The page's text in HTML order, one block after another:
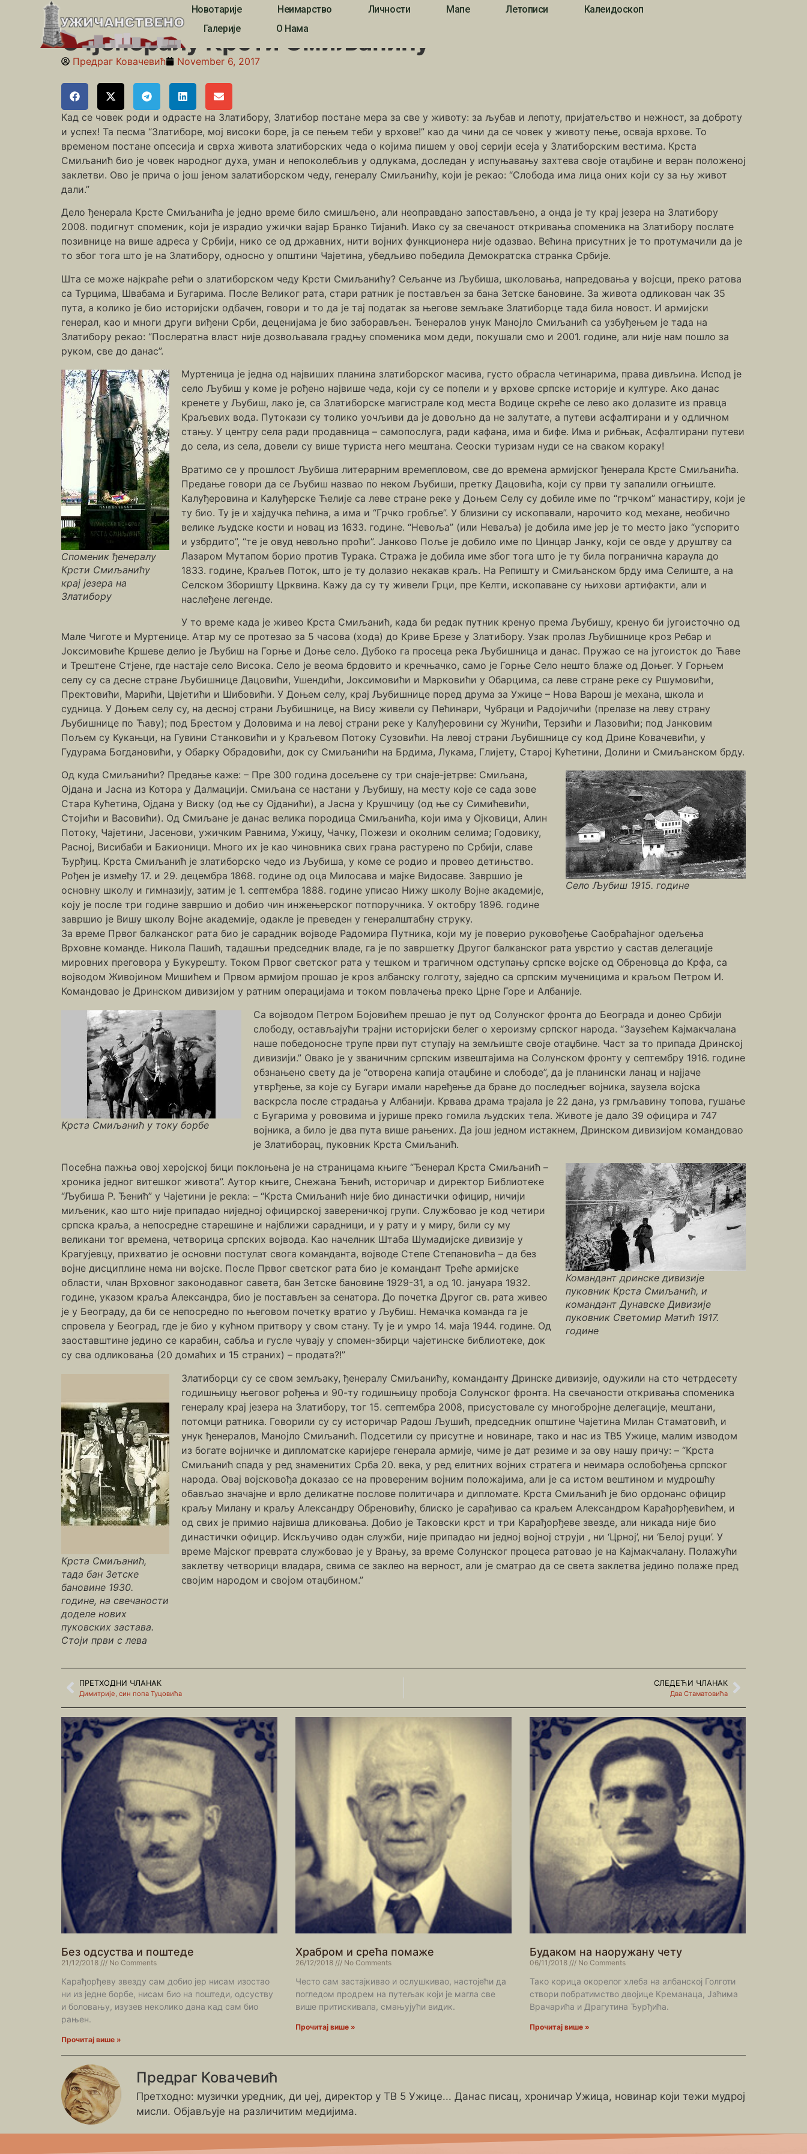
Новотарије Неимарство Личности Мапе Летописи
Калеидоскоп
Галерије
О Нама
Балкански ратови и Први светски рат О ђенералу Крсти Смиљанићу
О ђенералу Крсти Смиљанићу
Предраг Ковачевић November 6, 2017
Кад се човек роди и одрасте на Златибору, Златибор постане мера за све у животу: за љубав и лепоту, пријатељство и нежност, за доброту
и успех! Та песма “Златиборе, мој високи боре, ја се пењем теби у врхове!” као да чини да се човек у животу пење, осваја врхове. То
временом постане опсесија и сврха живота златиборских чеда о којима пишем у овој серији есеја у Златиборским вестима. Крста
Смиљанић био је човек народног духа, уман и непоколебљив у одлукама, доследан у испуњавању захтева своје отаџбине и веран положеној
заклетви. Ово је прича о још јеном залатиборском чеду, генералу Смиљанићу, који је рекао: “Слобода има лица оних који су за њу живот
дали.”
Дело ђенерала Крсте Смиљанића је једно време било смишљено, али неоправдано запостављено, а онда је ту крај језера на Златибору
2008. подигнут споменик, који је израдио ужички вајар Бранко Тијанић. Иако су за свечаност откривања споменика на Златибору послате
позивнице на више адреса у Србији, нико се од државних, нити војних функционера није одазвао. Већина присутних је то протумачили да је
то због тога што је на Златибору, односно у општини Чајетина, убедљиво победила Демократска странка Србије.
Шта се може најкраће рећи о златиборском чеду Крсти Смиљанићу? Сељанче из Љубиша, школовања, напредовања у војсци, преко ратова
са Турцима, Швабама и Бугарима. После Великог рата, стари ратник је постављен за бана Зетске бановине. За живота одликован чак 35
пута, а колико је био историјски одбачен, говори и то да је тај податак за његове земљаке Златиборце тада била новост. И армијски
генерал, као и многи други виђени Срби, деценијама је био заборављен. Ђенералов унук Манојло Смиљанић са узбуђењем је тада на
Златибору рекао: “Послератна власт није дозвољавала градњу споменика мом деди, покушали смо и 2001. године, али није нам пошло за
руком, све до данас”.
Споменик ђенералу
Крсти Смиљанићу
крај језера на
Златибору
Муртеница је једна од највиших планина златиборског масива, густо обрасла четинарима, права дивљина. Испод је
село Љубиш у коме је рођено највише чеда, који су се попели и у врхове српске историје и културе. Ако данас
кренете у Љубиш, лако је, са Златиборске магистрале код места Водице скреће се лево ако долазите из правца
Краљевих вода. Путокази су толико уочљиви да је довољно да не залутате, а путеви асфалтирани и у одличном
стању. У центру села ради продавница – самопослуга, ради кафана, има и бифе. Има и рибњак, Асфалтирани путеви
до села, из села, довели су више туриста него мештана. Сеоски туризам нуди се на сваком кораку!
Вратимо се у прошлост Љубиша литерарним времепловом, све до времена армијског ђенерала Крсте Смиљанића.
Предање говори да се Љубиш назвао по неком Љубиши, претку Дацовића, који су први ту запалили огњиште.
Калуђеровина и Калуђерске Ћелије са леве стране реке у Доњем Селу су добиле име по “грчком” манастиру, који је
ту био. Ту је и хајдучка пећина, а има и “Грчко гробље”. У близини су ископавали, нарочито код механе, необично
велике људске кости и новац из 1633. године. “Невоља” (или Неваља) је добила име јер је то место јако “успорито
и узбрдито”, “те је овуд невољно проћи”. Јанково Поље је добило име по Цинцар Јанку, који се овде у друштву са
Лазаром Мутапом борио против Турака. Стража је добила име због тога што је ту била погранична караула до
1833. године, Краљев Поток, што је ту долазио некакав краљ. На Репишту и Смиљанском брду има Селиште, а на
Селском Зборишту Црквина. Кажу да су ту живели Грци, пре Келти, ископаване су њихови артифакти, али и
наслеђене легенде.
У то време када је живео Крста Смиљанић, када би редак путник кренуо према Љубишу, кренуо би југоисточно од
Мале Чиготе и Муртенице. Атар му се протезао за 5 часова (хода) до Криве Брезе у Златибору. Узак пролаз Љубишнице кроз Ребар и
Јоксимовиће Кршеве делио је Љубиш на Горње и Доње село. Дубоко га просеца река Љубишница и данас. Пружао се на југоисток до Ћаве
и Трештене Стјене, где настаје село Висока. Село је веома брдовито и кречњачко, само је Горње Село нешто блаже од Доњег. У Горњем
селу су са десне стране Љубишнице Дацовићи, Ушендићи, Јоксимовићи и Марковићи у Обарцима, са леве стране реке су Ршумовићи,
Пректовићи, Марићи, Цвјетићи и Шибовићи. У Доњем селу, крај Љубишнице поред друма за Ужице – Нова Варош је механа, школа и
судница. У Доњем селу су, на десној страни Љубишнице, на Вису живели су Пећинари, Чубраци и Радојичићи (прелазе на леву страну
Љубишнице по Ћаву); под Брестом у Доловима и на левој страни реке у Калуђеровини су Жунићи, Терзићи и Лазовићи; под Јанковим
Пољем су Кукањци, на Гувини Станковићи и у Краљевом Потоку Сузовићи. На левој страни Љубишнице су код Дрине Ковачевићи, у
Гудурама Богдановићи, у Обарку Обрадовићи, док су Смиљанићи на Брдима, Лукама, Глијету, Старој Кућетини, Долини и Смиљанском брду.
Село Љубиш 1915. године
Од куда Смиљанићи? Предање каже: – Пре 300 година досељене су три снаје-јетрве: Смиљана,
Ојдана и Јасна из Котора у Далмацији. Смиљана се настани у Љубишу, на месту које се сада зове
Стара Кућетина, Ојдана у Виску (од ње су Ојданићи), а Јасна у Крушчицу (од ње су Симићевићи,
Стојићи и Васовићи). Од Смиљане је данас велика породица Смиљанића, који има у Ојковици, Алин
Потоку, Чајетини, Јасенови, ужичким Равнима, Ужицу, Чачку, Пожези и околним селима; Годовику,
Расној, Висибаби и Бакионици. Много их је као чиновника свих грана растурено по Србији, славе
Ђурђиц. Крста Смиљанић је златиборско чедо из Љубиша, у коме се родио и провео детињство.
Рођен је између 17. и 29. децембра 1868. године од оца Милосава и мајке Видосаве. Завршио је
основну школу и гимназију, затим је 1. септембра 1888. године уписао Нижу школу Војне академије,
коју је после три године завршио и добио чин инжењерског потпоручника. У октобру 1896. године
завршио је Вишу школу Војне академије, одакле је преведен у генералштабну струку.
За време Првог балканског рата био је сарадник војводе Радомира Путника, који му је поверио руковођење Саобраћајног одељења
Врховне команде. Никола Пашић, тадашњи председник владе, га је по завршетку Другог балканског рата уврстио у састав делегације
мировних преговора у Букурешту. Током Првог светског рата у тешком и трагичном одступању српске војске од Обреновца до Крфа, са
војводом Живојином Мишићем и Првом армијом прошао је кроз албанску голготу, заједно са српским мученицима и краљом Петром И.
Командовао је Дринском дивизијом у ратним операцијама и током повлачења преко Црне Горе и Албаније.
Крста Смиљанић у току борбе
Са војводом Петром Бојовићем прешао је пут од Солунског фронта до Београда и донео Србији
слободу, остављајући трајни историјски белег о хероизму српског народа. “Заузећем Кајмакчалана
наше победоносне трупе први пут ступају на земљиште своје отаџбине. Част за то припада Дринској
дивизији.” Овако је у званичним српским извештајима на Солунском фронту у септембру 1916. године
обзнањено свету да је “отворена капија отаџбине и слободе”, да је планински ланац и најјаче
утврђење, за које су Бугари имали наређење да бране до последњег војника, заузела војска
васкрсла после страдања у Албанији. Крвава драма трајала је 22 дана, уз грмљавину топова, гушање
с Бугарима у рововима и јурише преко гомила људских тела. Животе је дало 39 официра и 747
војника, а било је два пута више рањених. Да још једном истакнем, Дринском дивизијом командовао
је Златиборац, пуковник Крста Смиљанић.
Командант дринске дивизије
пуковник Крста Смиљанић, и
командант Дунавске Дивизије
пуковник Светомир Матић 1917.
године
Посебна пажња овој херојској бици поклоњена је на страницама књиге “Ђенерал Крста Смиљанић –
хроника једног витешког живота”. Аутор књиге, Снежана Ђенић, историчар и директор Библиотеке
“Љубиша Р. Ђенић” у Чајетини је рекла: – “Крста Смиљанић није био династички официр, ничији
миљеник, као што није припадао ниједној официрској завереничкој групи. Службовао је код четири
српска краља, а непосредне старешине и најближи сарадници, и у рату и у миру, били су му
великани тог времена, четворица српских војвода. Као начелник Штаба Шумадијске дивизије у
Крагујевцу, прихватио је основни постулат свога команданта, војводе Степе Степановића – да без
војне дисциплине нема ни војске. После Првог светског рата био је командант Треће армијске
области, члан Врховног законодавног савета, бан Зетске бановине 1929-31, а од 10. јануара 1932.
године, указом краља Александра, био је постављен за сенатора. До почетка Другог св. рата живео
је у Београду, да би се непосредно по његовом почетку вратио у Љубиш. Немачка команда га је
спровела у Београд, где је био у кућном притвору у свом стану. Ту је и умро 14. маја 1944. године. Од
заоставштине једино се карабин, сабља и гусле чувају у спомен-збирци чајетинске библиотеке, док
су сва одликовања (20 домаћих и 15 страних) – продата?!”
Крста Смиљанић,
тада бан Зетске
бановине 1930.
године, на свечаности
доделе нових
пуковских застава.
Стоји први с лева
Златиборци су се свом земљаку, ђенералу Смиљанићу, команданту Дринске дивизије, одужили на сто четрдесету
годишњицу његовог рођења и 90-ту годишњицу пробоја Солунског фронта. На свечаности откривања споменика
генералу крај језера на Златибору, тог 15. септембра 2008, присустовале су многобројне делегације, мештани,
потомци ратника. Говорили су су историчар Радош Љушић, председник општине Чајетина Милан Стаматовић, и
унук ђенералов, Манојло Смиљанић. Подсетили су присутне и новинаре, тако и нас из ТВ5 Ужице, малим изводом
из богате војничке и дипломатске каријере генерала армије, чиме је дат резиме и за ову нашу причу: – “Крста
Смиљанић спада у ред знаменитих Срба 20. века, у ред елитних војних стратега и неимара ослобођења српског
народа. Овај војсковођа доказао се на провереним војним положајима, али је са истом вештином и мудрошћу
обављао значајне и врло деликатне послове политичара и дипломате. Крста Смиљанић је био ордонанс официр
краљу Милану и краљу Александру Обреновићу, блиско је сарађивао са краљем Александром Карађорђевићем, и
од свих је примио највиша дликовања. Добио је Таковски крст и три Карађорђеве звезде, али никада није био
династички официр. Искључиво одан служби, није припадао ни једној војној струји , ни ‘Црној’, ни ‘Белој руци’. У
време Мајског преврата службовао је у Врању, за време Солунског процеса ратовао је на Кајмакчалану. Полажући
заклетву четворици владара, свима се заклео на верност, али је сматрао да се света заклетва једино полаже пред
својим народом и својом отаџбином.”
ПРЕТХОДНИ ЧЛАНАК
Димитрије, син попа Туцовића
СЛЕДЕЋИ ЧЛАНАК
Два Стаматовића
Без одсуства и поштеде
21/12/2018 No Comments
Карађорђеву звезду сам добио јер нисам изостао
ни из једне борбе, нисам био на поштеди, одсуству
и боловању, изузев неколико дана кад сам био
рањен.
Прочитај више »
Храбром и срећа помаже
26/12/2018 No Comments
Често сам застајкивао и ослушкивао, настојећи да
погледом продрем на путељак који је магла све
више притискивала, смањујући видик.
Прочитај више »
Будаком на наоружану чету
06/11/2018 No Comments
Тако корица окорелог хлеба на албанској Голготи
створи побратимство двојице Креманаца, Јаћима
Врачарића и Драгутина Ђурђића.
Прочитај више »
Предраг Ковачевић
Претходно: музички уредник, ди џеј, директор у ТВ 5 Ужице... Данас писац, хроничар Ужица, новинар који тежи мудрој
мисли. Објављује на различитим медијима.